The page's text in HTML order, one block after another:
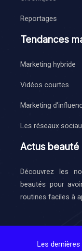
Reportages
Tendances
Marketing hybride
Vidéos courtes
Marketing
Les réseaux
Actus beauté
Découvrez les
beautés pour
routines faciles à
Les